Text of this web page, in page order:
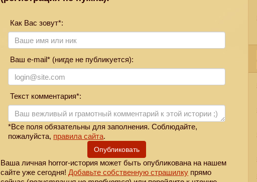
Как Вас зовут*:
Ваш e-mail* (нигде не публикуется):
Текст комментария*:
*Все поля обязательны для заполнения. Соблюдайте,
пожалуйста, правила сайта.
Опубликовать
Ваша личная horror-история может быть опубликована на нашем
сайте уже сегодня!Добавьте собственную страшилку прямо